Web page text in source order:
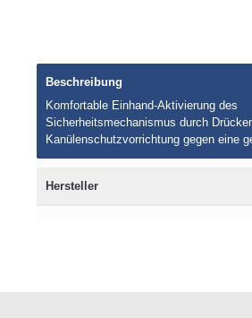
Beschreibung
Komfortable Einhand-Aktivierung des
Sicherheitsmechanismus durch
Kanülenschutzvorrichtung gegen eine
Hersteller